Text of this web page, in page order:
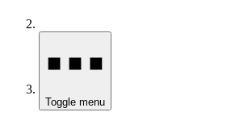
Toggle menu